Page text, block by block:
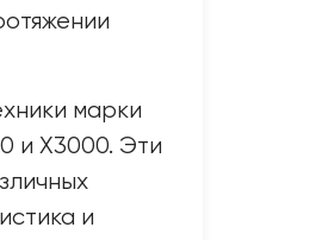
марки
и X3000. Эти
и